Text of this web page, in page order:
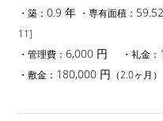
・築： 0.9 年 ・専有面積：
11]
・管理費： 6,000 円 ・礼金：
・敷金： 180,000 円 （2.0ヶ月）